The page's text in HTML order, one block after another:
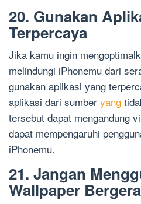
20. Gunakan
Terpercaya
Jika kamu ingin
melindungi iPhonemu dari
gunakan aplikasi yang
aplikasi dari sumber yang
tersebut dapat mengandung
dapat mempengaruhi
iPhonemu.
21. Jangan
Wallpaper